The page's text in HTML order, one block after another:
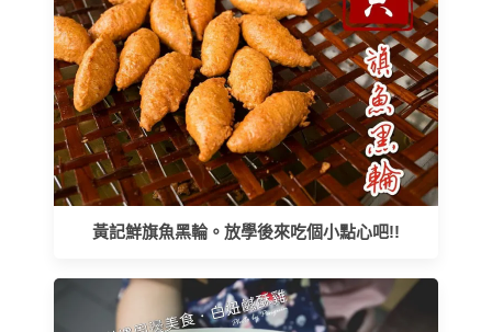
黃記鮮旗魚黑輪。放學後來吃個小點心吧!!